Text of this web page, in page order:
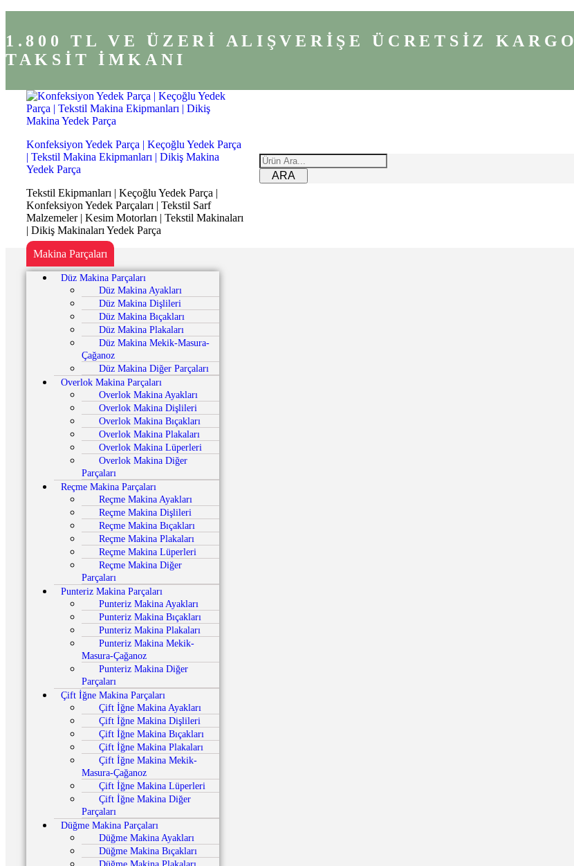
1.800 TL VE ÜZERİ ALIŞVERİŞE ÜCRETSİZ KARGO
TAKSİT İMKANI
Konfeksiyon Yedek Parça | Keçoğlu Yedek Parça
| Tekstil Makina Ekipmanları | Dikiş Makina
Yedek Parça
Tekstil Ekipmanları | Keçoğlu Yedek Parça |
Konfeksiyon Yedek Parçaları | Tekstil Sarf
Malzemeler | Kesim Motorları | Tekstil Makinaları
| Dikiş Makinaları Yedek Parça
ARA
Makina Parçaları
Düz Makina Parçaları
Düz Makina Ayakları
Düz Makina Dişlileri
Düz Makina Bıçakları
Düz Makina Plakaları
Düz Makina Mekik-Masura-
Çağanoz
Düz Makina Diğer Parçaları
Overlok Makina Parçaları
Overlok Makina Ayakları
Overlok Makina Dişlileri
Overlok Makina Bıçakları
Overlok Makina Plakaları
Overlok Makina Lüperleri
Overlok Makina Diğer
Parçaları
Reçme Makina Parçaları
Reçme Makina Ayakları
Reçme Makina Dişlileri
Reçme Makina Bıçakları
Reçme Makina Plakaları
Reçme Makina Lüperleri
Reçme Makina Diğer
Parçaları
Punteriz Makina Parçaları
Punteriz Makina Ayakları
Punteriz Makina Bıçakları
Punteriz Makina Plakaları
Punteriz Makina Mekik-
Masura-Çağanoz
Punteriz Makina Diğer
Parçaları
Çift İğne Makina Parçaları
Çift İğne Makina Ayakları
Çift İğne Makina Dişlileri
Çift İğne Makina Bıçakları
Çift İğne Makina Plakaları
Çift İğne Makina Mekik-
Masura-Çağanoz
Çift İğne Makina Lüperleri
Çift İğne Makina Diğer
Parçaları
Düğme Makina Parçaları
Düğme Makina Ayakları
Düğme Makina Bıçakları